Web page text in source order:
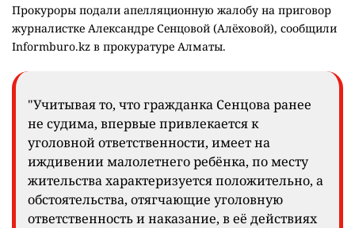
Прокуроры подали апелляционную жалобу на приговор
журналистке Александре Сенцовой (Алёховой), сообщили
Informburo.kz в прокуратуре Алматы.
"Учитывая то, что гражданка Сенцова ранее
не судима, впервые привлекается к
уголовной ответственности, имеет на
иждивении малолетнего ребёнка, по месту
жительства характеризуется положительно, а
обстоятельства, отягчающие уголовную
ответственность и наказание, в её действиях